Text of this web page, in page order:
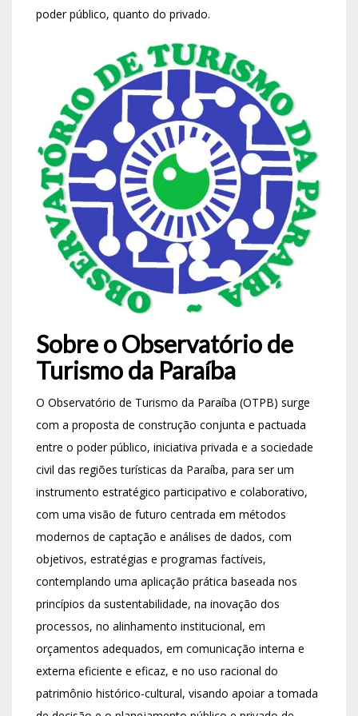
poder público, quanto do privado.
Sobre o Observatório de
Turismo da Paraíba
O Observatório de Turismo da Paraíba (OTPB) surge
com a proposta de construção conjunta e pactuada
entre o poder público, iniciativa privada e a sociedade
civil das regiões turísticas da Paraíba, para ser um
instrumento estratégico participativo e colaborativo,
com uma visão de futuro centrada em métodos
modernos de captação e análises de dados, com
objetivos, estratégias e programas factíveis,
contemplando uma aplicação prática baseada nos
princípios da sustentabilidade, na inovação dos
processos, no alinhamento institucional, em
orçamentos adequados, em comunicação interna e
externa eficiente e eficaz, e no uso racional do
patrimônio histórico-cultural, visando apoiar a tomada